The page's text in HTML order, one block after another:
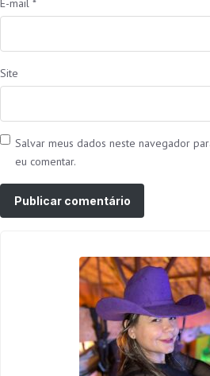
E-mail *
Site
Salvar meus dados neste navegador
eu comentar.